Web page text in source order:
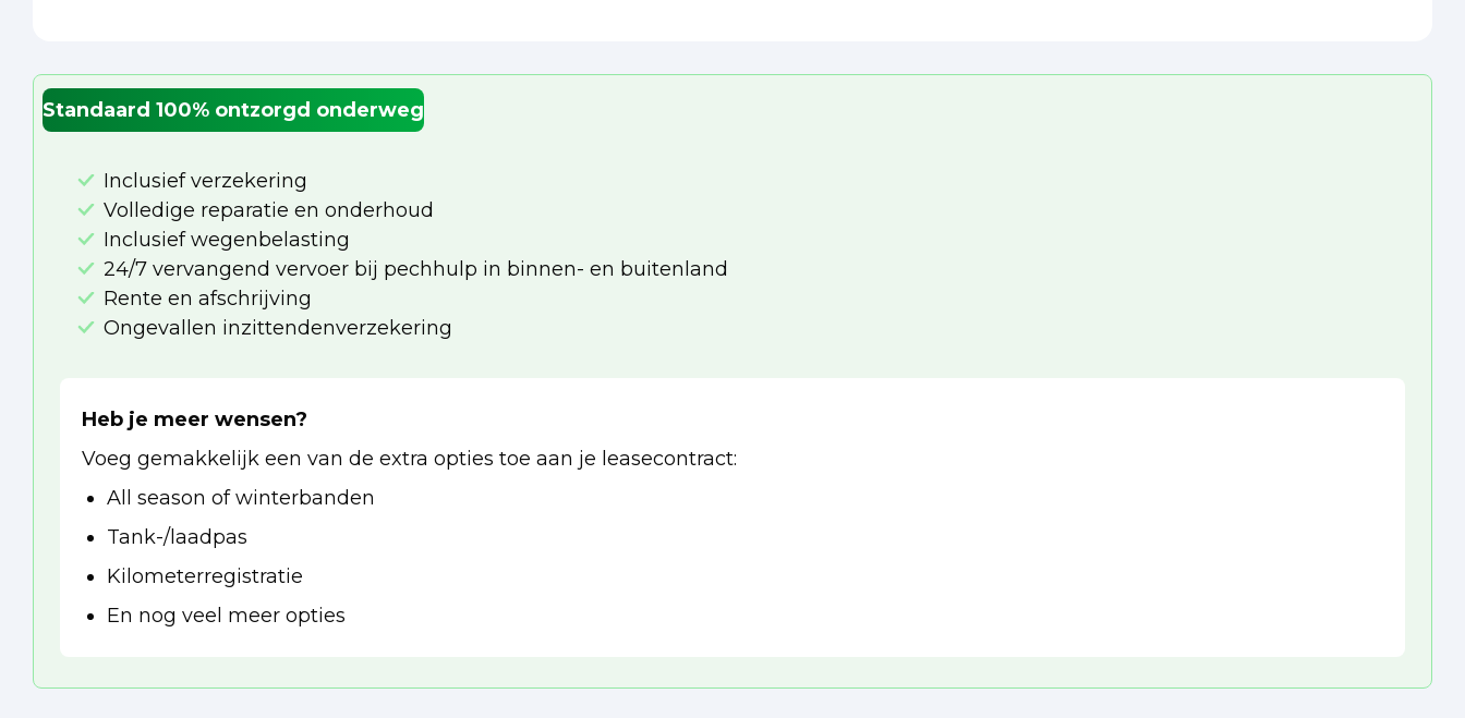
Standaard 100% ontzorgd onderweg
Inclusief verzekering
Volledige reparatie en onderhoud
Inclusief wegenbelasting
24/7 vervangend vervoer bij pechhulp in binnen- en buitenland
Rente en afschrijving
Ongevallen inzittendenverzekering
Heb je meer wensen?
Voeg gemakkelijk een van de extra opties toe aan je leasecontract:
All season of winterbanden
Tank-/laadpas
Kilometerregistratie
En nog veel meer opties